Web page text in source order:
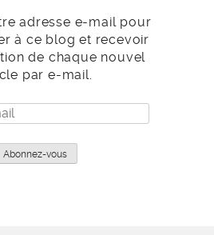
adresse e-mail pour
à ce blog et recevoir
de chaque nouvel
par e-mail.
Abonnez-vous